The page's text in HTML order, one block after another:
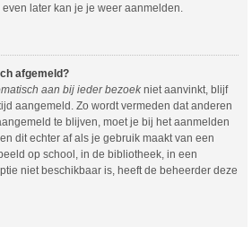
later kan je je weer aanmelden.
afgemeld?
aan bij ieder bezoek niet aanvinkt, blijf
aangemeld. Zo wordt vermeden dat anderen
te blijven, moet je bij het aanmelden
dit echter af als je gebruik maakt van een
op school, in de bibliotheek, in een
niet beschikbaar is, heeft de beheerder deze